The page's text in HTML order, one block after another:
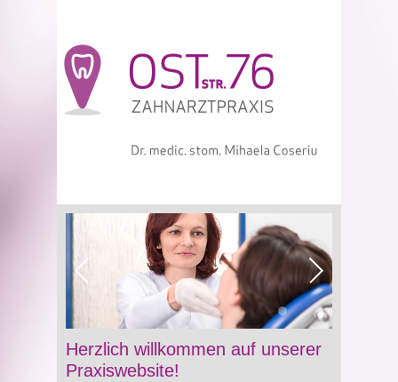
Viagra online sowie über Preisgestaltung und
Besonderheiten von
Herzlich willkommen auf unserer
Praxiswebsite!